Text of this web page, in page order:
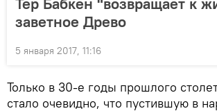
заветное Древо
5 января 2017, 11:16
Только в 30-е годы прошлого
стало очевидно, что пустившую в